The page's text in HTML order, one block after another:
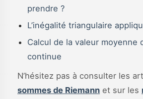
prendre ?
L’inégalité triangulaire
Calcul de la valeur moyenne
continue
N’hésitez pas à consulter les
sommes de Riemann et sur les